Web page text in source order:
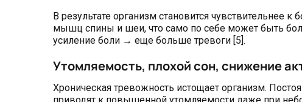
В результате организм становится чувствительнее
мышц спины и шеи, что само по себе может быть
усиление боли → еще больше тревоги [5].
Утомляемость, плохой сон, снижение
Хроническая тревожность истощает организм.